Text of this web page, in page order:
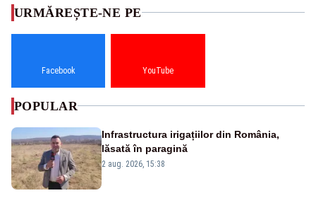
URMĂREȘTE-NE PE
Facebook YouTube
POPULAR
Infrastructura irigațiilor din România,
lăsată în paragină
2 aug. 2026, 15:38